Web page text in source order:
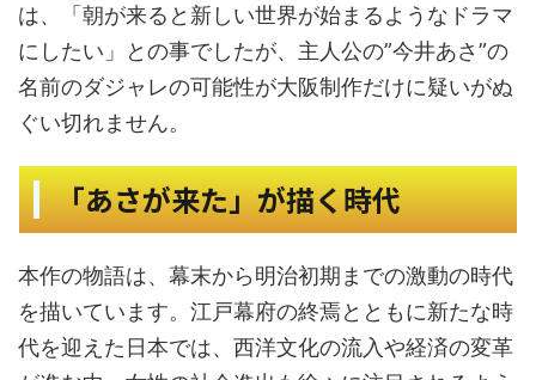
は、「朝が来ると新しい世界が始まるようなドラマ
にしたい」との事でしたが、主人公の”今井あさ”の
名前のダジャレの可能性が大阪制作だけに疑いがぬ
ぐい切れません。
「あさが来た」が描く時代
本作の物語は、幕末から明治初期までの激動の時代
を描いています。江戸幕府の終焉とともに新たな時
代を迎えた日本では、西洋文化の流入や経済の変革